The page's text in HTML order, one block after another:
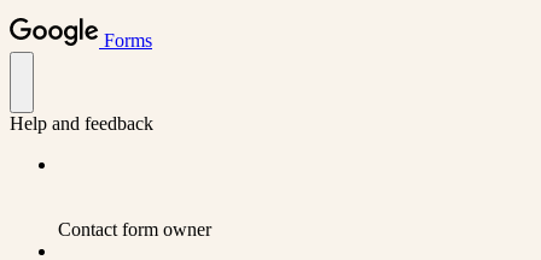
Forms
Help and feedback
Contact form owner